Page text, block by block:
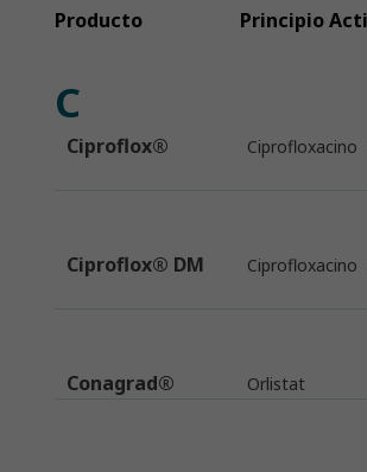
Producto Principio
C
Ciproflox® Ciprofloxacino
Ciproflox® DM Ciprofloxacino
Conagrad® Orlistat